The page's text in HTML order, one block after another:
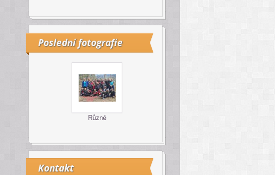
Poslední fotografie
Různé
Kontakt